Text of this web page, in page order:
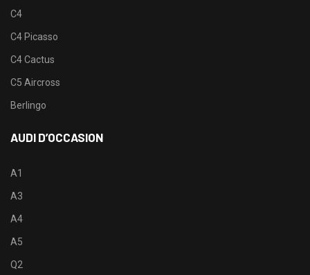
C4
C4 Picasso
C4 Cactus
C5 Aircross
Berlingo
AUDI D’OCCASION
A1
A3
A4
A5
Q2